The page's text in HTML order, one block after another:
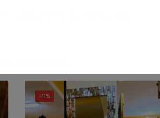
della spedizione internazionale”
-11%